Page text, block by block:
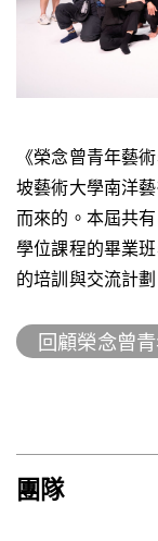
《榮念曾青年藝
坡藝術大學南洋
而來的。本屆共
學位課程的畢業
的培訓與交流計劃
回顧榮念曾
團隊